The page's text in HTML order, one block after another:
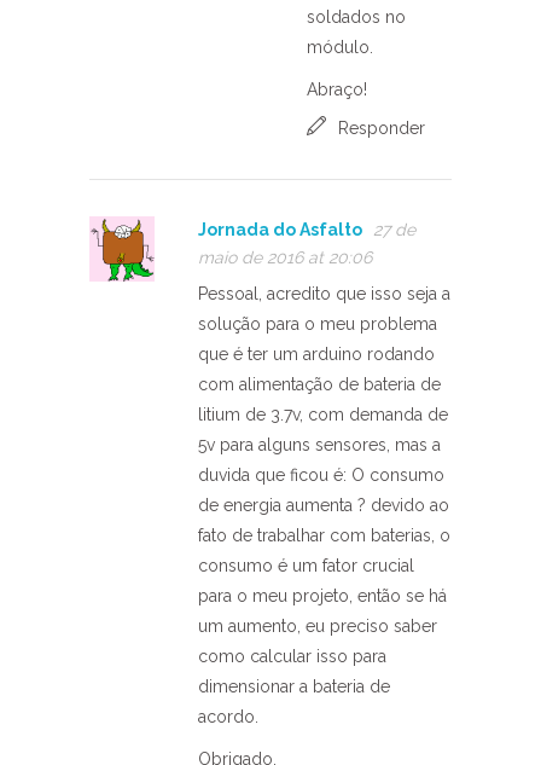
soldados no
módulo.
Abraço!
Responder
Jornada do Asfalto
27 de
maio de 2016 at 20:06
Pessoal, acredito que isso seja a
solução para o meu problema
que é ter um arduino rodando
com alimentação de bateria de
litium de 3.7v, com demanda de
5v para alguns sensores, mas a
duvida que ficou é: O consumo
de energia aumenta ? devido ao
fato de trabalhar com baterias, o
consumo é um fator crucial
para o meu projeto, então se há
um aumento, eu preciso saber
como calcular isso para
dimensionar a bateria de
acordo.
Obrigado,